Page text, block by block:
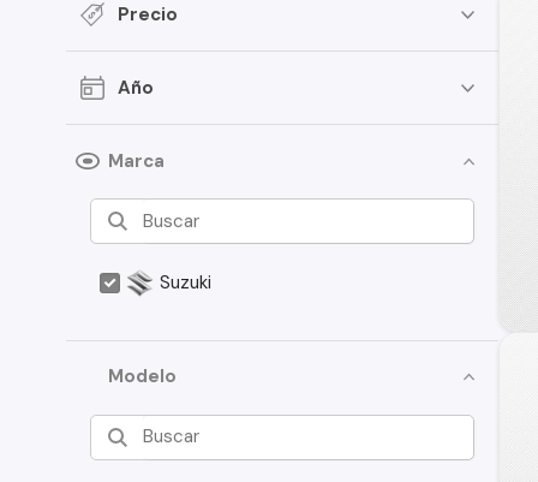
Precio
Año
Marca
Suzuki
Modelo